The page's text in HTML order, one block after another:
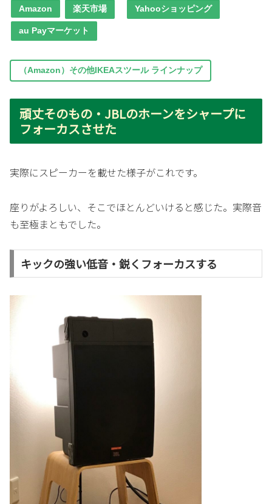
Amazon 楽天市場 Yahooショッピング
au Payマーケット
（Amazon）その他IKEAスツール ラインナップ
頑丈そのもの・JBLのホーンをシャープに
フォーカスさせた
実際にスピーカーを載せた様子がこれです。
座りがよろしい、そこでほとんどいけると感じた。実際音
も至極まともでした。
キックの強い低音・鋭くフォーカスする